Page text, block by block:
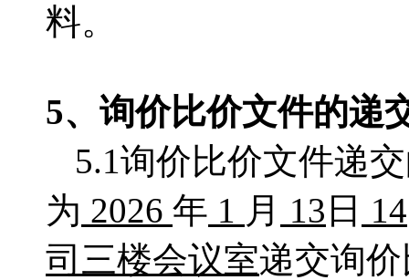
料。
5、 询价比价文件的递
5.1询价比价文件递
为 2026 年 1 月 13 日 14
司三楼会议室递交询